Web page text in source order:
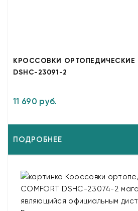
КРОССОВКИ ОРТОПЕДИЧЕСКИЕ
DSHC-23091-2
11 690 руб.
ПОДРОБНЕЕ